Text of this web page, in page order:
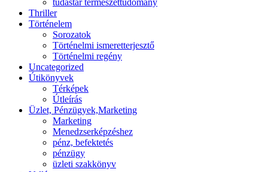
tudástár természettudomány
Thriller
Történelem
Sorozatok
Történelmi ismeretterjesztő
Történelmi regény
Uncategorized
Útikönyvek
Térképek
Útleírás
Üzlet, Pénzügyek,Marketing
Marketing
Menedzserképzéshez
pénz, befektetés
pénzügy
üzleti szakkönyv